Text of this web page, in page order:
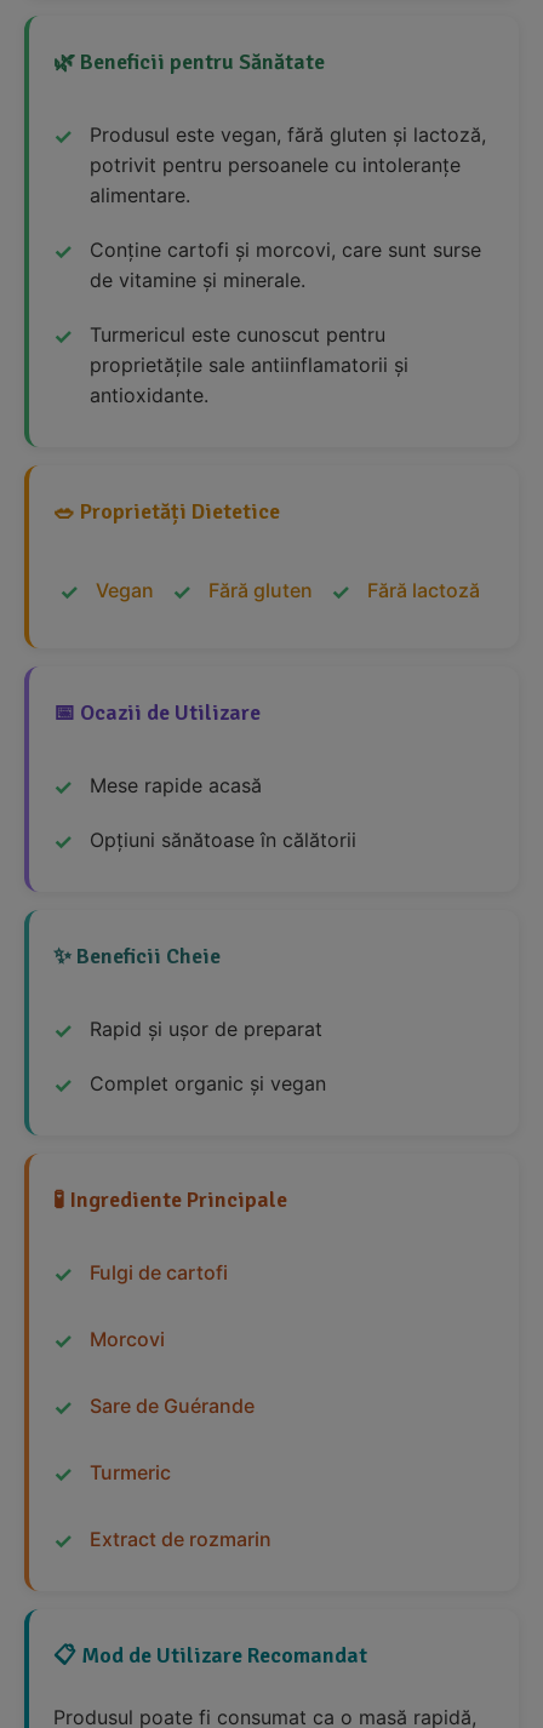
🌿 Beneficii pentru Sănătate
Produsul este vegan, fără gluten și lactoză,
potrivit pentru persoanele cu intoleranțe
alimentare.
Conține cartofi și morcovi, care sunt surse
de vitamine și minerale.
Turmericul este cunoscut pentru
proprietățile sale antiinflamatorii și
antioxidante.
🥗 Proprietăți Dietetice
Vegan Fără gluten Fără lactoză
📅 Ocazii de Utilizare
Mese rapide acasă
Opțiuni sănătoase în călătorii
✨ Beneficii Cheie
Rapid și ușor de preparat
Complet organic și vegan
🧪 Ingrediente Principale
Fulgi de cartofi
Morcovi
Sare de Guérande
Turmeric
Extract de rozmarin
📋 Mod de Utilizare Recomandat
Produsul poate fi consumat ca o masă rapidă,